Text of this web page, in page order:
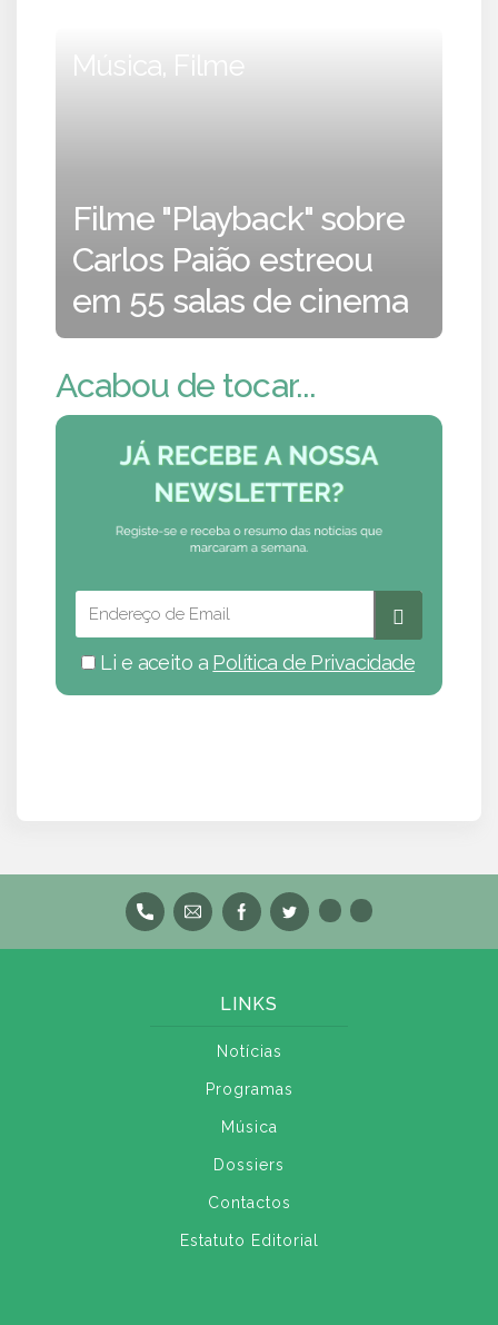
Música, Filme
Filme "Playback" sobre
Carlos Paião estreou
em 55 salas de cinema
Acabou de tocar...
Li e aceito a Política de Privacidade
LINKS
Notícias
Programas
Música
Dossiers
Contactos
Estatuto Editorial